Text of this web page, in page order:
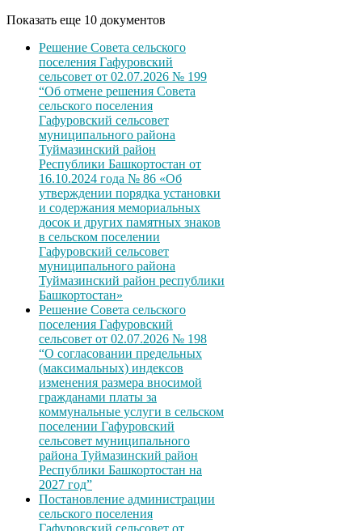
Показать еще 10 документов
Решение Совета сельского
поселения Гафуровский
сельсовет от 02.07.2026 № 199
“Об отмене решения Совета
сельского поселения
Гафуровский сельсовет
муниципального района
Туймазинский район
Республики Башкортостан от
16.10.2024 года № 86 «Об
утверждении порядка установки
и содержания мемориальных
досок и других памятных знаков
в сельском поселении
Гафуровский сельсовет
муниципального района
Туймазинский район республики
Башкортостан»
Решение Совета сельского
поселения Гафуровский
сельсовет от 02.07.2026 № 198
“О согласовании предельных
(максимальных) индексов
изменения размера вносимой
гражданами платы за
коммунальные услуги в сельском
поселении Гафуровский
сельсовет муниципального
района Туймазинский район
Республики Башкортостан на
2027 год”
Постановление администрации
сельского поселения
Гафуровский сельсовет от